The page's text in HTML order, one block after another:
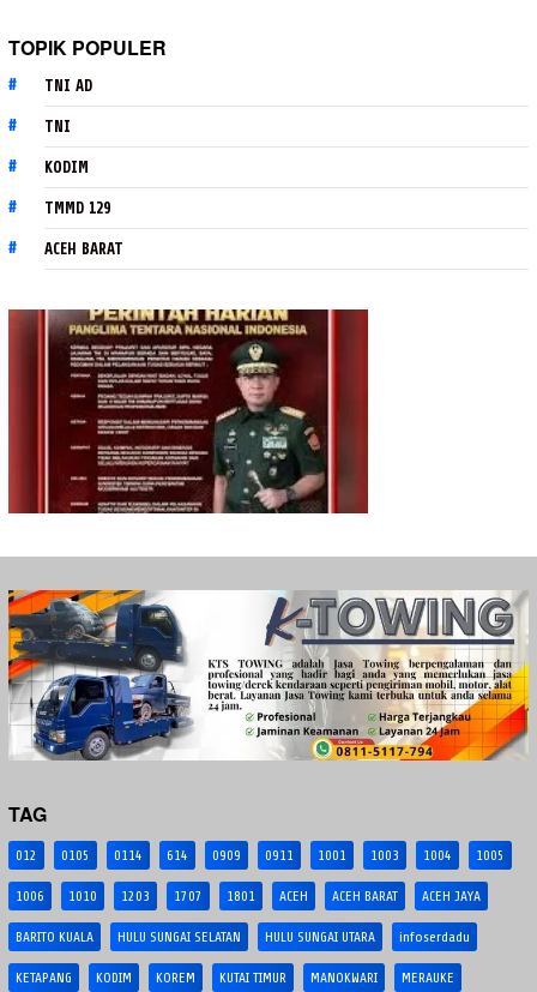
TOPIK POPULER
TNI AD
TNI
KODIM
TMMD 129
ACEH BARAT
TAG
012 0105 0114 614 0909 0911 1001 1003 1004 1005
1006 1010 1203 1707 1801 ACEH ACEH BARAT ACEH JAYA
BARITO KUALA HULU SUNGAI SELATAN HULU SUNGAI UTARA infoserdadu
KETAPANG KODIM KOREM KUTAI TIMUR MANOKWARI MERAUKE